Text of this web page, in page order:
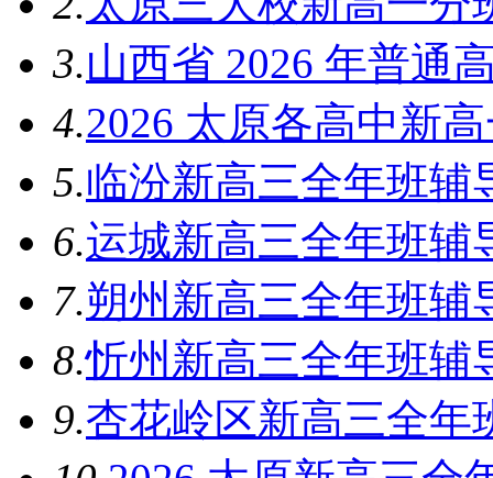
3.山西省 2026 年普通
4.2026 太原各高中新
5.临汾新高三全年班辅
6.运城新高三全年班辅
7.朔州新高三全年班辅
8.忻州新高三全年班辅
9.杏花岭区新高三全年